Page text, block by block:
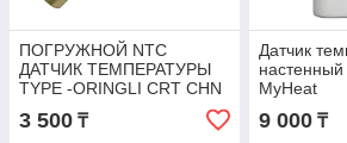
ПОГРУЖНОЙ NTC
ДАТЧИК ТЕМПЕРАТУРЫ
TYPE -ORINGLI CRT CHN
3 500 ₸
Датчик
MyHeat
9 000₸